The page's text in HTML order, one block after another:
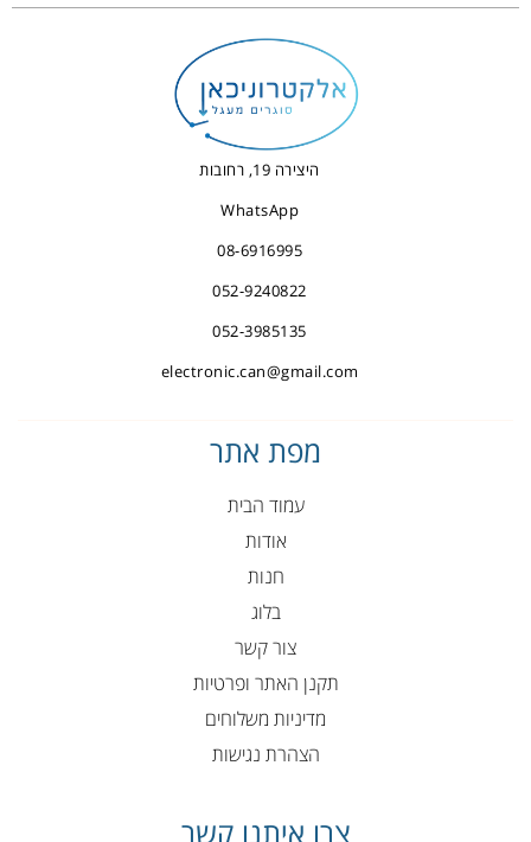
היצירה 19, רחובות
WhatsApp
08-6916995
052-9240822
052-3985135
electronic.can@gmail.com
מפת אתר
עמוד הבית
אודות
חנות
בלוג
צור קשר
תקנן האתר ופרטיות
מדיניות משלוחים
הצהרת נגישות
צרו איתנו קשר